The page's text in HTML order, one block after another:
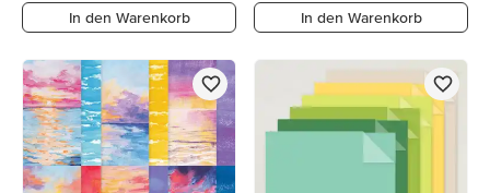
In den Warenkorb In den Warenkorb